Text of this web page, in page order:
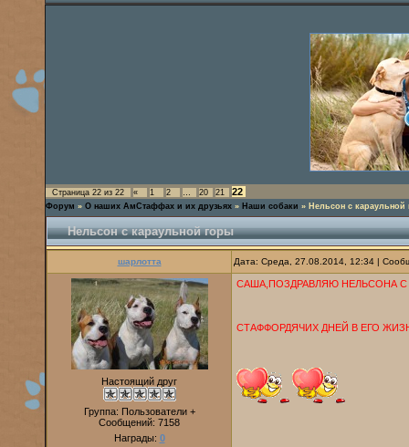
Страница 22 из 22 « 1 2 … 20 21 22
Форум » О наших АмСтаффах и их друзьях » Наши собаки » Нельсон с караульной
Нельсон с караульной горы
шарлотта Дата: Среда, 27.08.2014, 12:34 |
Настоящий друг
Группа: Пользователи +
Сообщений: 7158
Награды: 0
САША,ПОЗДРАВЛЯЮ НЕЛЬСОНА
СТАФФОРДЯЧИХ ДНЕЙ В ЕГО